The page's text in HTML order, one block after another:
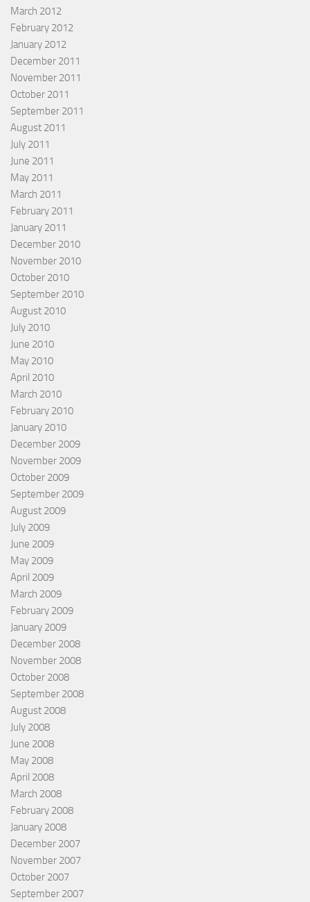
March 2012
February 2012
January 2012
December 2011
November 2011
October 2011
September 2011
August 2011
July 2011
June 2011
May 2011
March 2011
February 2011
January 2011
December 2010
November 2010
October 2010
September 2010
August 2010
July 2010
June 2010
May 2010
April 2010
March 2010
February 2010
January 2010
December 2009
November 2009
October 2009
September 2009
August 2009
July 2009
June 2009
May 2009
April 2009
March 2009
February 2009
January 2009
December 2008
November 2008
October 2008
September 2008
August 2008
July 2008
June 2008
May 2008
April 2008
March 2008
February 2008
January 2008
December 2007
November 2007
October 2007
September 2007